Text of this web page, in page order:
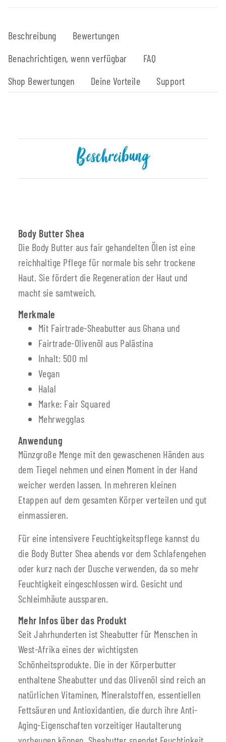
Beschreibung
Bewertungen
Benachrichtigen, wenn verfügbar
FAQ
Shop Bewertungen
Deine Vorteile Support
Beschreibung
Body Butter Shea
Die Body Butter aus fair gehandelten Ölen ist eine
reichhaltige Pflege für normale bis sehr trockene
Haut. Sie fördert die Regeneration der Haut und
macht sie samtweich.
Merkmale
Mit Fairtrade-Sheabutter aus Ghana und
Fairtrade-Olivenöl aus Palästina
Inhalt: 500 ml
Vegan
Halal
Marke: Fair Squared
Mehrwegglas
Anwendung
Münzgroße Menge mit den gewaschenen Händen aus
dem Tiegel nehmen und einen Moment in der Hand
weicher werden lassen. In mehreren kleinen
Etappen auf dem gesamten Körper verteilen und gut
einmassieren.
Für eine intensivere Feuchtigkeitspflege kannst du
die Body Butter Shea abends vor dem Schlafengehen
oder kurz nach der Dusche verwenden, da so mehr
Feuchtigkeit eingeschlossen wird. Gesicht und
Schleimhäute aussparen.
Mehr Infos über das Produkt
Seit Jahrhunderten ist Sheabutter für Menschen in
West-Afrika eines der wichtigsten
Schönheitsprodukte. Die in der Körperbutter
enthaltene Sheabutter und das Olivenöl sind reich an
natürlichen Vitaminen, Mineralstoffen, essentiellen
Fettsäuren und Antioxidantien, die durch ihre Anti-
Aging-Eigenschaften vorzeitiger Hautalterung